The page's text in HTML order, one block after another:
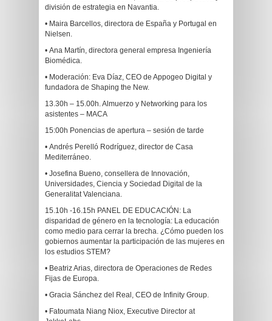
división de estrategia en Navantia.
• Maira Barcellos, directora de España y Portugal en
Nielsen.
• Ana Martín, directora general empresa Ingeniería
Biomédica.
• Moderación: Eva Díaz, CEO de Appogeo Digital y
fundadora de Shaping the New.
13.30h – 15.00h. Almuerzo y Networking para los
asistentes – MACA
15:00h Ponencias de apertura – sesión de tarde
• Andrés Perelló Rodríguez, director de Casa
Mediterráneo.
• Josefina Bueno, consellera de Innovación,
Universidades, Ciencia y Sociedad Digital de la
Generalitat Valenciana.
15.10h -16.15h PANEL DE EDUCACIÓN: La
disparidad de género en la tecnología: La educación
como medio para cerrar la brecha. ¿Cómo pueden los
gobiernos aumentar la participación de las mujeres en
los estudios STEM?
• Beatriz Arias, directora de Operaciones de Redes
Fijas de Europa.
• Gracia Sánchez del Real, CEO de Infinity Group.
• Fatoumata Niang Niox, Executive Director at